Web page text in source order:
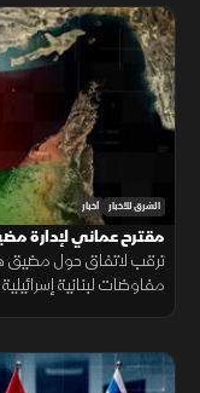
الشرق للأخبار أخبار
مقترح عماني لإدارة
ترقب لاتفاق حول مضيق
مفاوضات لبنانية